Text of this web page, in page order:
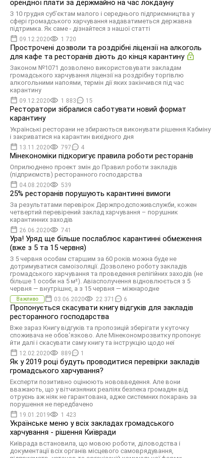
орендної плати за держмайно на час локдауну
З 10 грудня суб’єктам малого і середнього підприємництва у
сфері громадського харчування надаватиметься державна
підтримка. Як саме - дізнайтеся з нашої статті
09.12.2020 1 720
Прострочені дозволи та роздрібні ліцензії на алкоголь
для кафе та ресторанів діють до кінця карантину
Законом №1071 дозволено використовувати закладам
громадського харчування ліцензії на роздрібну торгівлю
алкогольними напоями, термін дії яких закінчився під час
карантину
09.12.2020 1 883 15
Ресторатори зібралися саботувати новий формат
карантину
Українські ресторани не збираються виконувати рішення Кабміну
і закриватися на карантин вихідного дня
13.11.2020 797 4
Мінекономіки підкоригує правила роботи ресторанів
Оприлюднено проект змін до Правил роботи закладів
(підприємств) ресторанного господарства
04.08.2020 539
25% ресторанів порушують карантинні вимоги
За результатами перевірок Держпродспоживслужби, кожен
четвертий перевірений заклад харчування – порушник
карантинних заходів
26.06.2020 741
Ура! Уряд ще більше послаблює карантинні обмеження
(вже з 5 та 15 червня)
З 5 червня особам старшим за 60 років можна буде не
дотримуватися самоізоляції. Дозволено роботу закладів
громадського харчування та проведення релігійних заходів (не
більше 1 особи на 5 м²). Авіасполучення відновлюється з 5
червня — внутрішнє, а з 15 червня — міжнародне
Важливо 03.06.2020 22 371 6
Пропонується скасувати книгу відгуків для закладів
ресторанного господарства
Вже зараз Книгу відгуків та пропозицій зберігати у куточку
споживача не обов’язково. Але Мінекономрозвитку пропонує
йти далі і скасувати саму книгу та інструкцію щодо неї
12.02.2020 889 1
Як у 2019 році будуть проводитися перевірки закладів
громадського харчування?
Експерти позитивно оцінюють нововведення. Але вони
вважають, що у вітчизняних реаліях безпека громадян від
отруєнь аж ніяк не гарантована, адже системних покарань за
порушення не передбачено
19.01.2019 1 423
Українське меню у всіх закладах громадського
харчування - рішення Київради
Київрада встановила, що мовою роботи, діловодства і
документації всіх органів місцевого самоврядування,